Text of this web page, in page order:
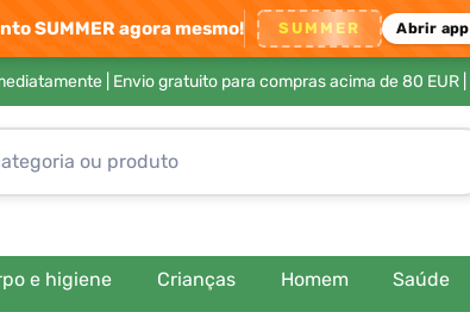
SUMMER agora mesmo! SUMMER Abrir app
| Envio gratuito para compras acima de 80 EUR|
e higiene Crianças Homem Saúde